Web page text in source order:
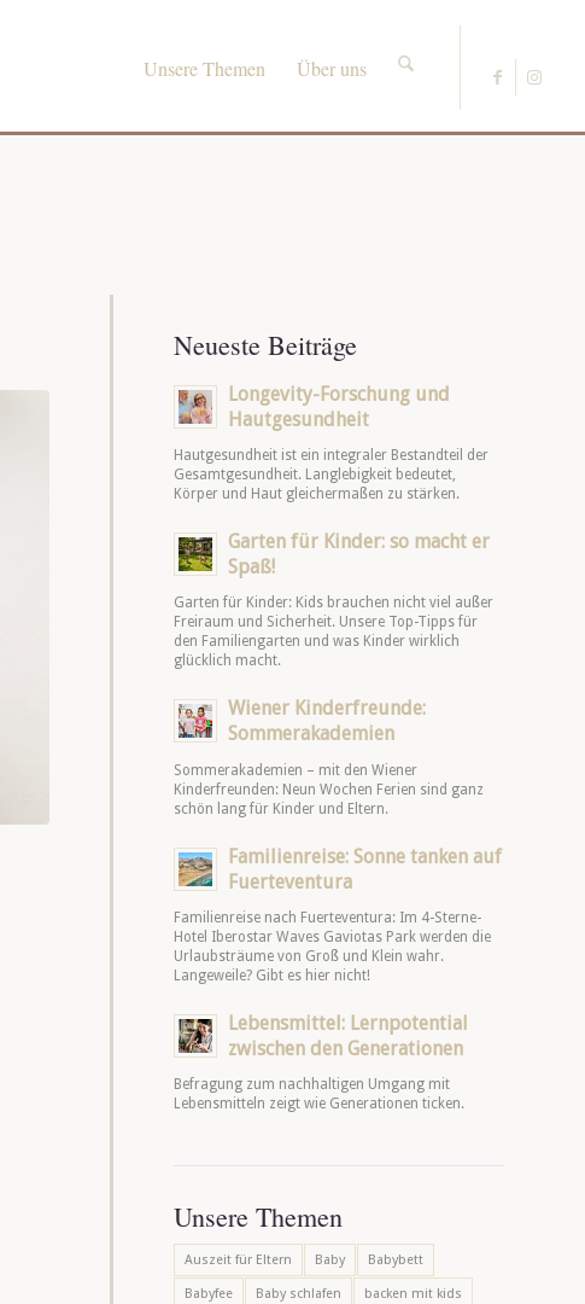
Unsere Themen Über uns
Neueste Beiträge
Longevity-Forschung und
Hautgesundheit
Hautgesundheit ist ein integraler Bestandteil der
Gesamtgesundheit. Langlebigkeit bedeutet,
Körper und Haut gleichermaßen zu stärken.
Garten für Kinder: so macht er
Spaß!
Garten für Kinder: Kids brauchen nicht viel außer
Freiraum und Sicherheit. Unsere Top-Tipps für
den Familiengarten und was Kinder wirklich
glücklich macht.
Wiener Kinderfreunde:
Sommerakademien
Sommerakademien – mit den Wiener
Kinderfreunden: Neun Wochen Ferien sind ganz
schön lang für Kinder und Eltern.
Familienreise: Sonne tanken auf
Fuerteventura
Familienreise nach Fuerteventura: Im 4-Sterne-
Hotel Iberostar Waves Gaviotas Park werden die
Urlaubsträume von Groß und Klein wahr.
Langeweile? Gibt es hier nicht!
Lebensmittel: Lernpotential
zwischen den Generationen
Befragung zum nachhaltigen Umgang mit
Lebensmitteln zeigt wie Generationen ticken.
Unsere Themen
Auszeit für Eltern Baby Babybett
Babyfee Baby schlafen backen mit kids